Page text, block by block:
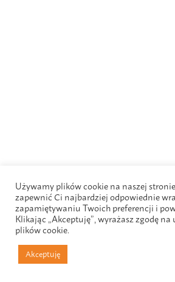
Używamy plików cookie na naszej
zapewnić Ci najbardziej odpowiednie
zapamiętywaniu Twoich preferencji i
Klikając „Akceptuję”, wyrażasz zgodę na
plików cookie.
Akceptuję